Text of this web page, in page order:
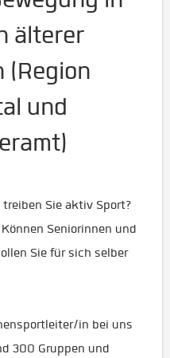
älterer
(Region
und
Sie aktiv Sport?
Seniorinnen und
Sie für sich selber
in bei uns
300 Gruppen und